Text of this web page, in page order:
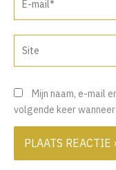
mail*
Mijn naam, e-mail
volgende keer